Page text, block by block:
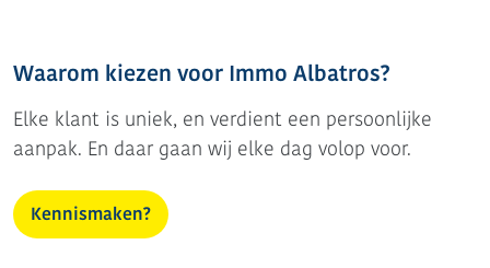
Waarom kiezen voor Immo Albatros?
Elke klant is uniek, en verdient een persoonlijke
aanpak. En daar gaan wij elke dag volop voor.
Kennismaken?